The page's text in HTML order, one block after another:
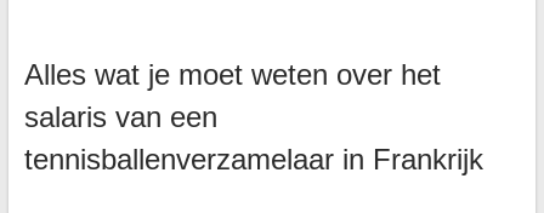
Alles wat je moet weten over het
salaris van een
tennisballenverzamelaar in Frankrijk